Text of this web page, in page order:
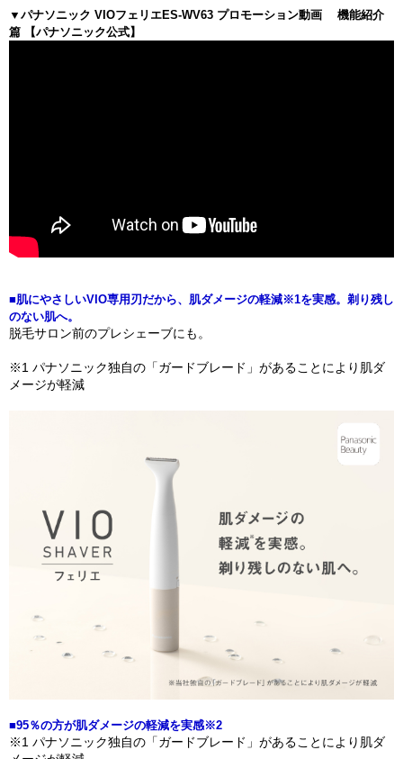
▼パナソニック VIOフェリエES-WV63 プロモーション動画 機能紹介
篇 【パナソニック公式】
■肌にやさしいVIO専用刃だから、肌ダメージの軽減※1を実感。剃り残し
のない肌へ。
脱毛サロン前のプレシェーブにも。
※1 パナソニック独自の「ガードブレード」があることにより肌ダ
メージが軽減
■95％の方が肌ダメージの軽減を実感※2
※1 パナソニック独自の「ガードブレード」があることにより肌ダ